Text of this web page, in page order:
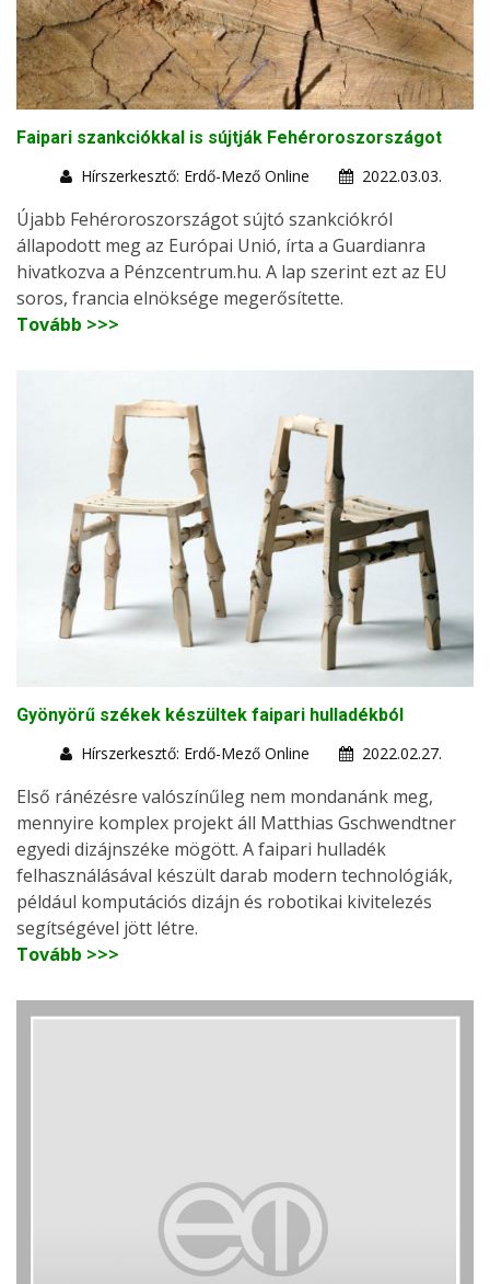
Faipari szankciókkal is sújtják Fehéroroszországot
Hírszerkesztő: Erdő-Mező Online
2022.03.03.
Újabb Fehéroroszországot sújtó szankciókról
állapodott meg az Európai Unió, írta a Guardianra
hivatkozva a Pénzcentrum.hu. A lap szerint ezt az EU
soros, francia elnöksége megerősítette.
Tovább >>>
Gyönyörű székek készültek faipari hulladékból
Hírszerkesztő: Erdő-Mező Online
2022.02.27.
Első ránézésre valószínűleg nem mondanánk meg,
mennyire komplex projekt áll Matthias Gschwendtner
egyedi dizájnszéke mögött. A faipari hulladék
felhasználásával készült darab modern technológiák,
például komputációs dizájn és robotikai kivitelezés
segítségével jött létre.
Tovább >>>